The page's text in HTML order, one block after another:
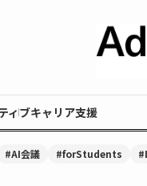
ィブキャリア支援
#AI会議 #forStudents